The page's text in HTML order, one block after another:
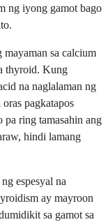
ng iyong gamot bago
sa calcium
thyroid. Kung
na naglalaman ng
pagkatapos
ring tamasahin ang
hindi lamang
espesyal na
ay mayroon
sa gamot sa